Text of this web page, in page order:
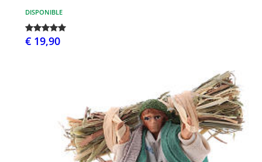
DISPONIBLE
€ 19,90